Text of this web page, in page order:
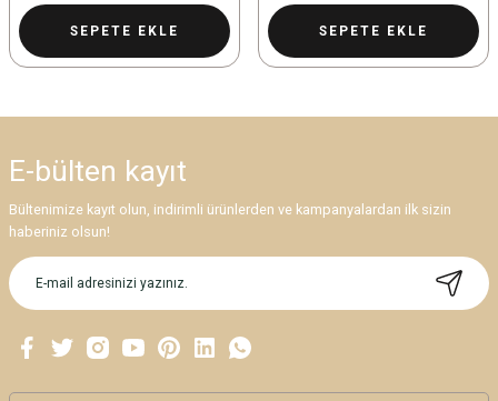
SEPETE EKLE SEPETE EKLE
E-bülten kayıt
Bültenimize kayıt olun, indirimli ürünlerden ve kampanyalardan ilk sizin
haberiniz olsun!